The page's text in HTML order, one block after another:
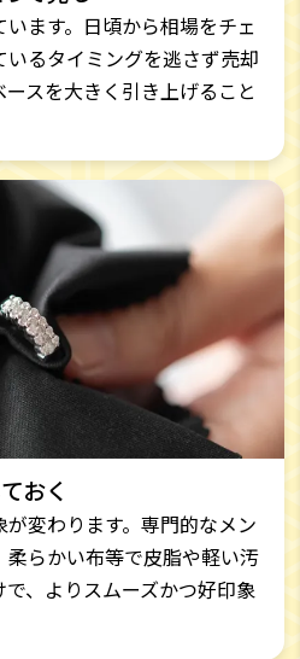
ます。日頃から相場をチェ
いるタイミングを逃さず売却
スを大きく引き上げること
おく
変わります。専門的なメン
らかい布等で皮脂や軽い汚
、よりスムーズかつ好印象